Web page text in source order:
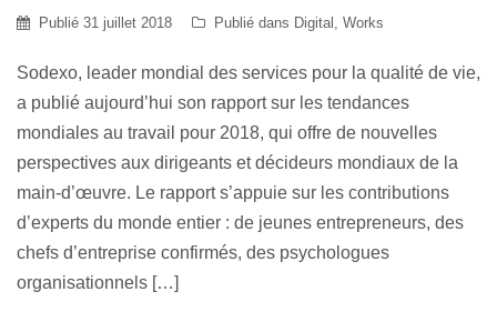
Publié 31 juillet 2018 Publié dans Digital Works
Sodexo, leader mondial des services pour la qualité de vie,
a publié aujourd’hui son rapport sur les tendances
mondiales au travail pour 2018, qui offre de nouvelles
perspectives aux dirigeants et décideurs mondiaux de la
main-d’œuvre. Le rapport s’appuie sur les contributions
d’experts du monde entier : de jeunes entrepreneurs, des
chefs d’entreprise confirmés, des psychologues
organisationnels […]